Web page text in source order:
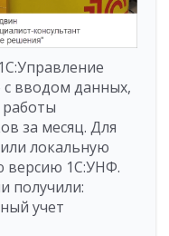
вводом данных,
за месяц. Для
локальную
версию 1С:УНФ.
получили:
учет